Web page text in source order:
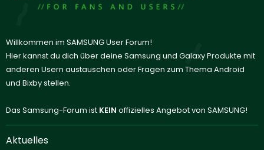
Willkommen im SAMSUNG User Forum!
Hier kannst du dich über deine Samsung und Galaxy Produkte mit
anderen Usern austauschen oder Fragen zum Thema Android
und Bixby stellen.
Das Samsung-Forum ist KEIN offizielles Angebot von SAMSUNG!
Aktuelles